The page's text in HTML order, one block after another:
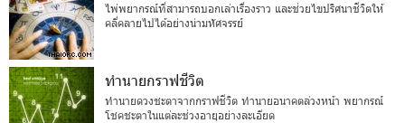
ไพ่พยากรณ์ที่สามารถบอกเล่าเรื่องราว และช่วยไขปริศนาชีวิตให้
คลี่คลายไปได้อย่างน่ามหัศจรรย์
ทำนายกราฟชีวิต
ทำนายดวงชะตาจากกราฟชีวิต ทำนายอนาคตล่วงหน้า พยากรณ์
โชคชะตาในแต่ละช่วงอายุอย่างละเอียด